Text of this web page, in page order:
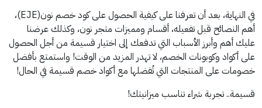
في النهاية، بعد أن تعرفنا على كيفية الحصول على كود خصم نون(EJE)،
أهم النصائح قبل تفعيله، أقسام ومميزات متجر نون، وكذلك عرضنا
عليك أهم وأبرز الأسباب التي تدفعك إلى اختيار قسيمة من أجل الحصول
على أكواد وكوبونات الخصم، لا تهدر المزيد من الوقت! واستمتع بأفضل
خصومات على المنتجات التي تُفضلها مع أكواد خصم قسيمة في الحال!
قسيمة.. تجربة شراء تناسب ميزانيتك!